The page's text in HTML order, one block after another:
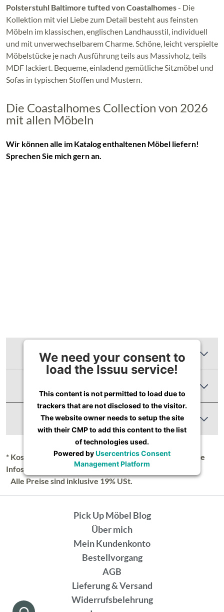
Polsterstuhl Baltimore tufted von Coastalhomes- Die
Kollektion mit viel Liebe zum Detail besteht aus feinsten
Möbeln im klassischen, englischen Landhausstil, individuell
und mit unverwechselbarem Charme. Schöne, leicht verspielte
Möbelstücke je nach Ausführung teils aus Massivholz, teils
MDF lackiert. Bequeme, einladend gemütliche Sitzmöbel und
Sofas in typischen Stoffen und Mustern.
Die Coastalhomes Collection von 2026
mit allen Möbeln
Wir können alle im Katalog enthaltenen Möbel liefern!
Sprechen Sie mich gern an.
We need your consent to
load the Issuu service!
This content is not permitted to load due to
trackers that are not disclosed to the visitor.
The website owner needs to setup the site
with their CMP to add this content to the list
of technologies used.
Powered byUsercentrics Consent
Management Platform
Zusätzliche Informationen
Abbildung Ähnlich
* Kostenloser Versand in Deutschland (Festland), nähere
Infos unter
Lieferung & Versand.
Alle Preise sind inklusive 19% USt.
Pick Up Möbel Blog
Über mich
Mein Kundenkonto
Bestellvorgang
AGB
Lieferung & Versand
Widerrufsbelehrung